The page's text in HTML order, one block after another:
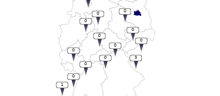
3
0
0
0
0
0
0
0
0
1
0
0
0